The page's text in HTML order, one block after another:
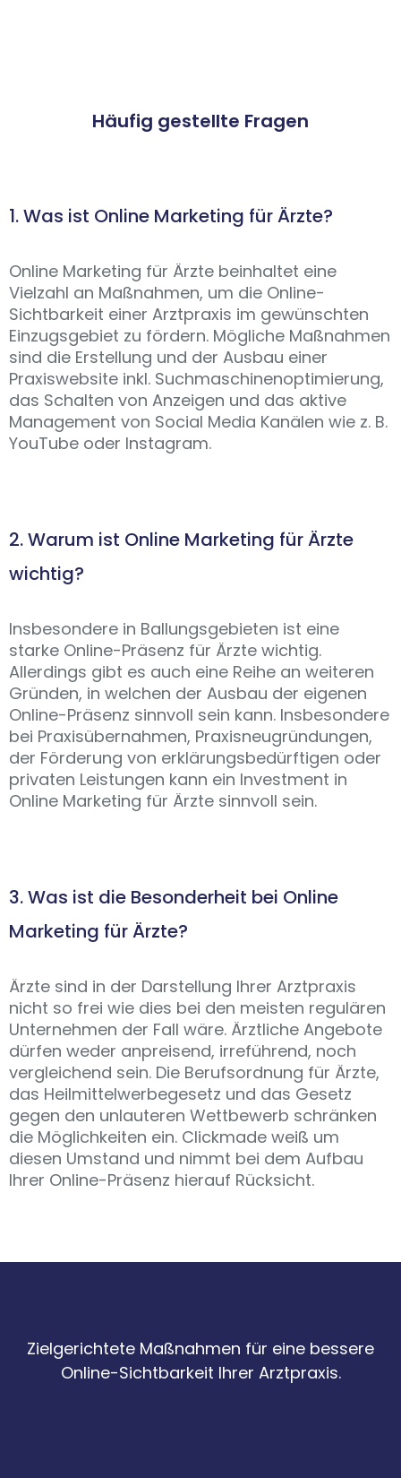
Häufig gestellte Fragen
1. Was ist Online Marketing für Ärzte?
Online Marketing für Ärzte beinhaltet eine
Vielzahl an Maßnahmen, um die Online-
Sichtbarkeit einer Arztpraxis im gewünschten
Einzugsgebiet zu fördern. Mögliche Maßnahmen
sind die Erstellung und der Ausbau einer
Praxiswebsite inkl. Suchmaschinenoptimierung,
das Schalten von Anzeigen und das aktive
Management von Social Media Kanälen wie z. B.
YouTube oder Instagram.
2. Warum ist Online Marketing für Ärzte
wichtig?
Insbesondere in Ballungsgebieten ist eine
starke Online-Präsenz für Ärzte wichtig.
Allerdings gibt es auch eine Reihe an weiteren
Gründen, in welchen der Ausbau der eigenen
Online-Präsenz sinnvoll sein kann. Insbesondere
bei Praxisübernahmen, Praxisneugründungen,
der Förderung von erklärungsbedürftigen oder
privaten Leistungen kann ein Investment in
Online Marketing für Ärzte sinnvoll sein.
3. Was ist die Besonderheit bei Online
Marketing für Ärzte?
Ärzte sind in der Darstellung Ihrer Arztpraxis
nicht so frei wie dies bei den meisten regulären
Unternehmen der Fall wäre. Ärztliche Angebote
dürfen weder anpreisend, irreführend, noch
vergleichend sein. Die Berufsordnung für Ärzte,
das Heilmittelwerbegesetz und das Gesetz
gegen den unlauteren Wettbewerb schränken
die Möglichkeiten ein. Clickmade weiß um
diesen Umstand und nimmt bei dem Aufbau
Ihrer Online-Präsenz hierauf Rücksicht.
Zielgerichtete Maßnahmen für eine bessere
Online-Sichtbarkeit Ihrer Arztpraxis.